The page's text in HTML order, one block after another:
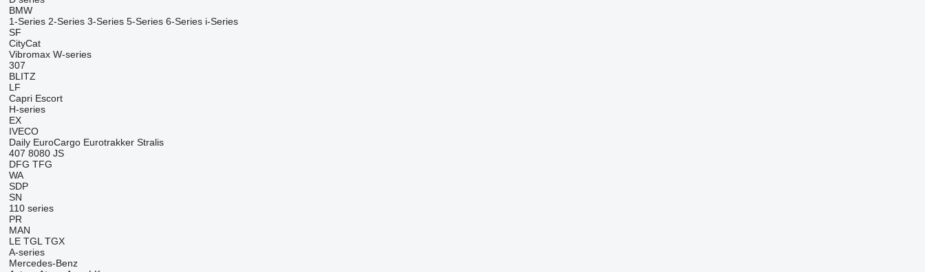
BMW
1-Series 2-Series 3-Series 5-Series 6-Series i-Series
SF
CityCat
Vibromax W-series
307
BLITZ
LF
Capri Escort
H-series
EX
IVECO
Daily EuroCargo Eurotrakker Stralis
407 8080 JS
DFG TFG
WA
SDP
SN
110 series
PR
MAN
LE TGL TGX
A-series
Mercedes-Benz